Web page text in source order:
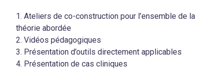
Ateliers de co-construction pour l’ensemble de la
théorie abordée
Vidéos pédagogiques
Présentation d’outils directement applicables
Présentation de cas cliniques